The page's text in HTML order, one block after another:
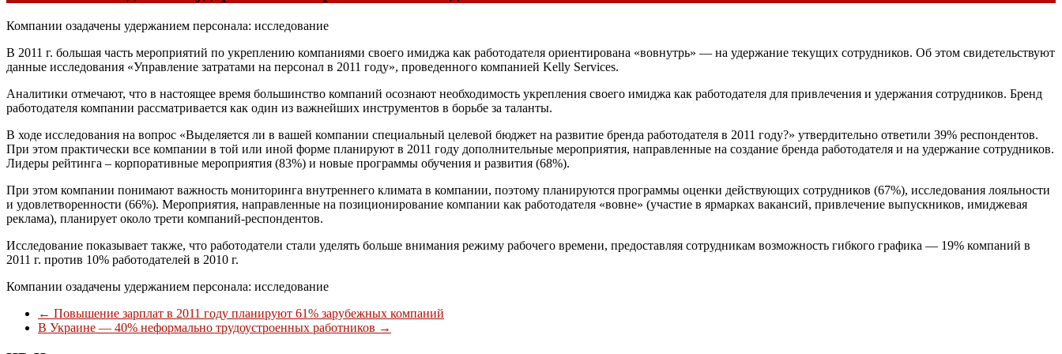
Компании озадачены удержанием персонала: исследование
В 2011 г. большая часть мероприятий по укреплению компаниями своего имиджа как работодателя ориентирована «вовнутрь» — на удержание текущих сотрудников. Об этом свидетельствуют
данные исследования «Управление затратами на персонал в 2011 году», проведенного компанией Kelly Services.
Аналитики отмечают, что в настоящее время большинство компаний осознают необходимость укрепления своего имиджа как работодателя для привлечения и удержания сотрудников. Бренд
работодателя компании рассматривается как один из важнейших инструментов в борьбе за таланты.
В ходе исследования на вопрос «Выделяется ли в вашей компании специальный целевой бюджет на развитие бренда работодателя в 2011 году?» утвердительно ответили 39% респондентов.
При этом практически все компании в той или иной форме планируют в 2011 году дополнительные мероприятия, направленные на создание бренда работодателя и на удержание сотрудников.
Лидеры рейтинга – корпоративные мероприятия (83%) и новые программы обучения и развития (68%).
При этом компании понимают важность мониторинга внутреннего климата в компании, поэтому планируются программы оценки действующих сотрудников (67%), исследования лояльности
и удовлетворенности (66%). Мероприятия, направленные на позиционирование компании как работодателя «вовне» (участие в ярмарках вакансий, привлечение выпускников, имиджевая
реклама), планирует около трети компаний-респондентов.
Исследование показывает также, что работодатели стали уделять больше внимания режиму рабочего времени, предоставляя сотрудникам возможность гибкого графика — 19% компаний в
2011 г. против 10% работодателей в 2010 г.
Компании озадачены удержанием персонала: исследование
← Повышение зарплат в 2011 году планируют 61% зарубежных компаний
В Украине — 40% неформально трудоустроенных работников →